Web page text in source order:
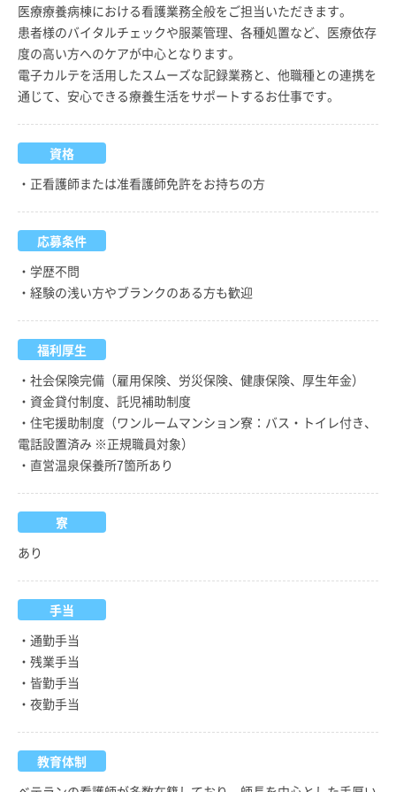
医療療養病棟における看護業務全般をご担当いただきます。
患者様のバイタルチェックや服薬管理、各種処置など、医療依存
度の高い方へのケアが中心となります。
電子カルテを活用したスムーズな記録業務と、他職種との連携を
通じて、安心できる療養生活をサポートするお仕事です。
資格
・正看護師または准看護師免許をお持ちの方
応募条件
・学歴不問
・経験の浅い方やブランクのある方も歓迎
福利厚生
・社会保険完備（雇用保険、労災保険、健康保険、厚生年金）
・資金貸付制度、託児補助制度
・住宅援助制度（ワンルームマンション寮：バス・トイレ付き、
電話設置済み ※正規職員対象）
・直営温泉保養所7箇所あり
寮
あり
手当
・通勤手当
・残業手当
・皆勤手当
・夜勤手当
教育体制